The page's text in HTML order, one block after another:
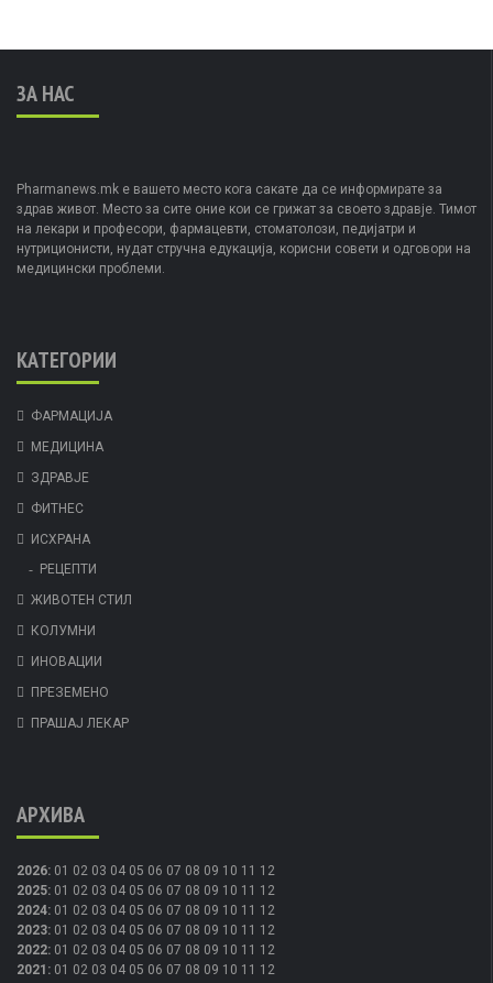
ЗА НАС
Pharmanews.mk е вашето место кога сакате да се информирате за
здрав живот. Место за сите оние кои се грижат за своето здравје. Тимот
на лекари и професори, фармацевти, стоматолози, педијатри и
нутриционисти, нудат стручна едукација, корисни совети и одговори на
медицински проблеми.
КАТЕГОРИИ
ФАРМАЦИЈА
МЕДИЦИНА
ЗДРАВЈЕ
ФИТНЕС
ИСХРАНА
РЕЦЕПТИ
ЖИВОТЕН СТИЛ
КОЛУМНИ
ИНОВАЦИИ
ПРЕЗЕМЕНО
ПРАШАЈ ЛЕКАР
АРХИВА
2026: 01 02 03 04 05 06 07 08 09 10 11 12
2025: 01 02 03 04 05 06 07 08 09 10 11 12
2024: 01 02 03 04 05 06 07 08 09 10 11 12
2023: 01 02 03 04 05 06 07 08 09 10 11 12
2022: 01 02 03 04 05 06 07 08 09 10 11 12
2021 : 01 02 03 04 05 06 07 08 09 10 11 12